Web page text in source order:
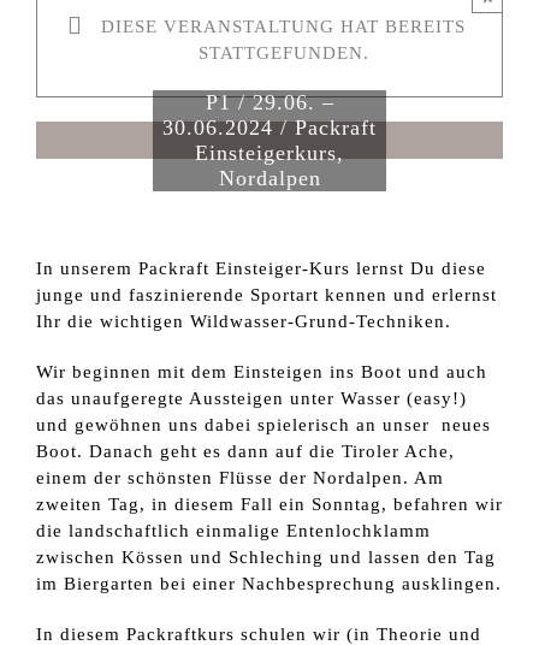
DIESE VERANSTALTUNG HAT BEREITS
STATTGEFUNDEN.
P1 / 29.06. –
30.06.2024 / Packraft
Einsteigerkurs,
Nordalpen
In unserem Packraft Einsteiger-Kurs lernst Du diese
junge und faszinierende Sportart kennen und erlernst
Ihr die wichtigen Wildwasser-Grund-Techniken.
Wir beginnen mit dem Einsteigen ins Boot und auch
das unaufgeregte Aussteigen unter Wasser (easy!)
und gewöhnen uns dabei spielerisch an unser neues
Boot. Danach geht es dann auf die Tiroler Ache,
einem der schönsten Flüsse der Nordalpen. Am
zweiten Tag, in diesem Fall ein Sonntag, befahren wir
die landschaftlich einmalige Entenlochklamm
zwischen Kössen und Schleching und lassen den Tag
im Biergarten bei einer Nachbesprechung ausklingen.
In diesem Packraftkurs schulen wir (in Theorie und